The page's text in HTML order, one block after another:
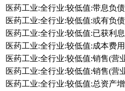
医药工业:全行业:较低值:带息负
医药工业:全行业:较低值:或有负
医药工业:全行业:较低值:已获利
医药工业:全行业:较低值:成本费
医药工业:全行业:较低值:销售(营
医药工业:全行业:较低值:销售(营
医药工业:全行业:较低值:总资产